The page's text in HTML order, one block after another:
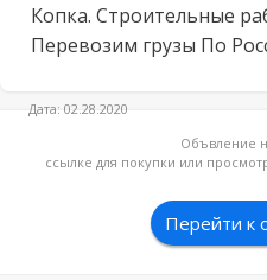
Копка. Строительные
Перевозим грузы По
Дата: 02.28.2020
Объвление
ссылке для покупки или
Перейти к